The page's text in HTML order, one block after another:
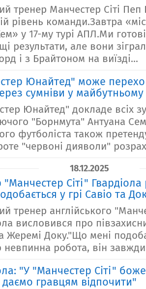
тренер Манчестер Сіті Пеп
рівень команди.Завтра
у 17-му турі АПЛ.Ми
результати, але вони
і з Брайтоном на виїзді...
Юнайтед" може
сумніви у
Юнайтед" докладе всіх
"Борнмута" Антуана
футболіста також
"червоні дияволи"
18.12.2025
Сіті"
у грі Савіо та
тренер англійського
висловився про
Жеремі Доку."Що мені
невпинна робота, він завжди
"У "Манчестер Сіті"
гравцям відпочити"